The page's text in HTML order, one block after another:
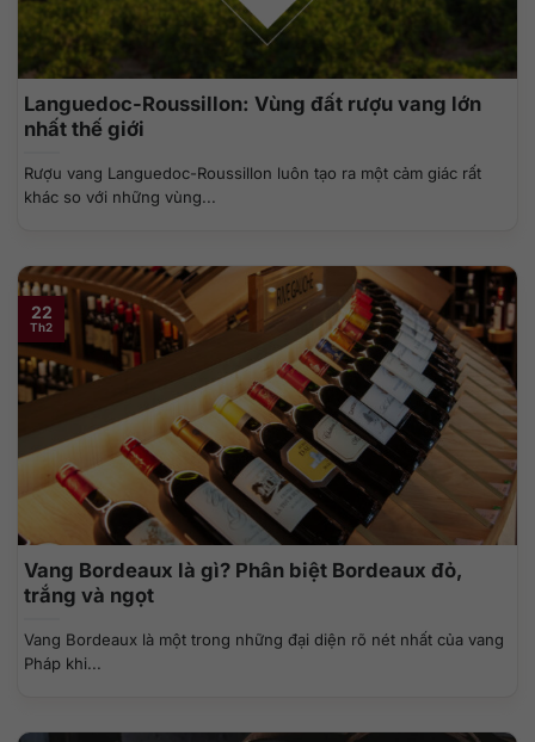
Languedoc-Roussillon: Vùng đất rượu vang lớn
nhất thế giới
Rượu vang Languedoc-Roussillon luôn tạo ra một cảm giác rất
khác so với những vùng...
Vang Bordeaux là gì? Phân biệt Bordeaux đỏ,
trắng và ngọt
Vang Bordeaux là một trong những đại diện rõ nét nhất của vang
Pháp khi...
22
Th2